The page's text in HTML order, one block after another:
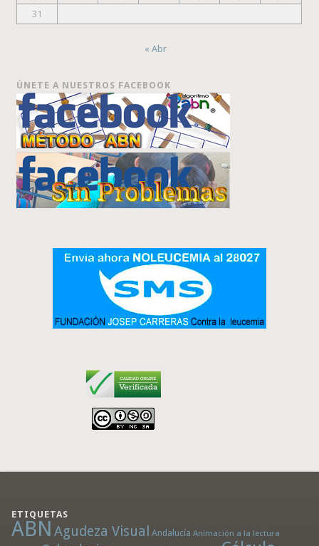
31
« Abr
ÚNETE A NUESTROS FACEBOOK
ETIQUETAS
ABN Agudeza Visual Andalucía Animación a la lectura